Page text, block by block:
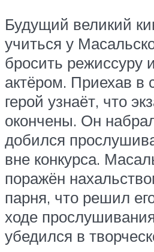
Будущий великий
учиться у
бросить режиссуру
актёром. Приехав в
герой узнаёт, что
окончены. Он
добился
вне конкурса.
поражён
парня, что решил
ходе
убедился в